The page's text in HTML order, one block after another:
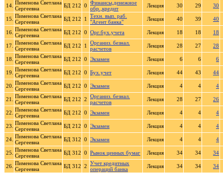
14. Пименова Светлана
Сергеевна
БД 212 0 Финансы,денежное
обр.,кредит
Лекция 30 29 30
15. Пименова Светлана
Сергеевна
БД 212 1
Техн. вып. раб.
"Агент банка"
Лекция 40 39 40
16. Пименова Светлана
Сергеевна
БД 212 0 Орг.бух.учета Лекция 18 18 18
17. Пименова Светлана
Сергеевна
БД 212 1
Организ. безнал.
расчетов
Лекция 28 27 28
18. Пименова Светлана
Сергеевна
БД 212 0 Экзамен Лекция 6 6 6
19. Пименова Светлана
Сергеевна
БД 212 0 Бух.учет Лекция 44 43 44
20. Пименова Светлана
Сергеевна
БД 212 0 Экзамен Лекция 4 4 4
21.
Пименова Светлана
Сергеевна
БД 212 2 Организ. безнал.
расчетов
Лекция 28 27 26
22. Пименова Светлана
Сергеевна
БД 212 0 Экзамен Лекция 4 4 4
23. Пименова Светлана
Сергеевна
БД 212 0 Экзамен Лекция 4 4 4
24. Пименова Светлана
Сергеевна
БД 312 0 Экзамен Лекция 4 4 4
25. Пименова Светлана
Сергеевна
БД 312 0 Рынок ценных бумаг Лекция 34 34 34
26. Пименова Светлана
Сергеевна
БД 312 2 Учет кредитных
операций банка
Лекция 34 34 34